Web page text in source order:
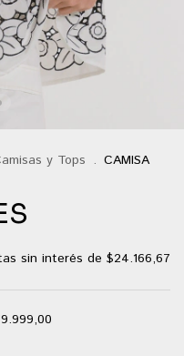
y Tops . CAMISA
sin interés de $24.166,67